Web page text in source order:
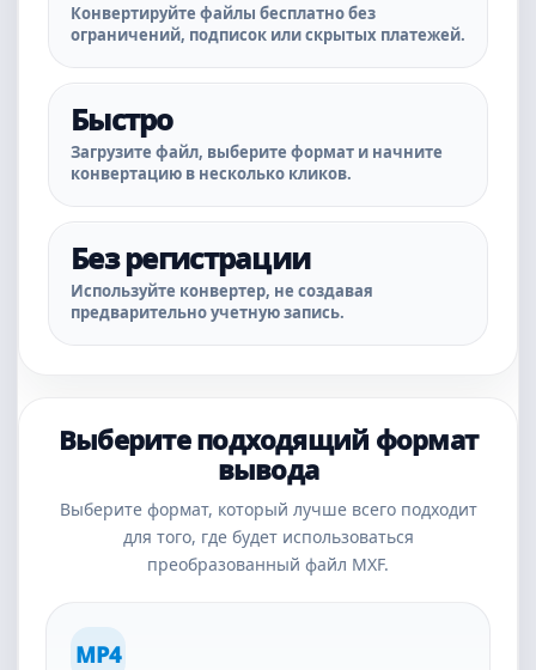
Конвертируйте файлы бесплатно без
ограничений, подписок или скрытых платежей.
Быстро
Загрузите файл, выберите формат и начните
конвертацию в несколько кликов.
Без регистрации
Используйте конвертер, не создавая
предварительно учетную запись.
Выберите подходящий формат
вывода
Выберите формат, который лучше всего подходит
для того, где будет использоваться
преобразованный файл MXF.
MP4